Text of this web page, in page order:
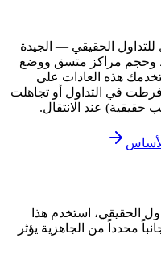
للتداول الحقيقي — الجيدة
وحجم مراكز متسق ووضع
هذه العادات على
في التداول أو تجاهلت
عند الانتقال.
الحقيقي، استخدم هذا
محدداً من الجاهزية يؤثر